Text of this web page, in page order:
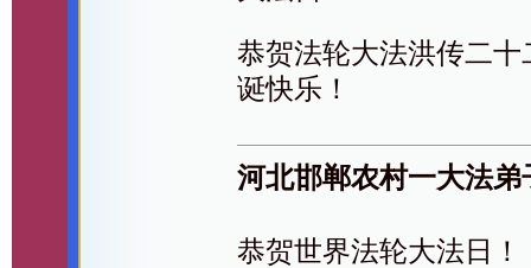
恭贺法轮大法洪传二
诞快乐！
河北邯郸农村一大法
恭贺世界法轮大法日！